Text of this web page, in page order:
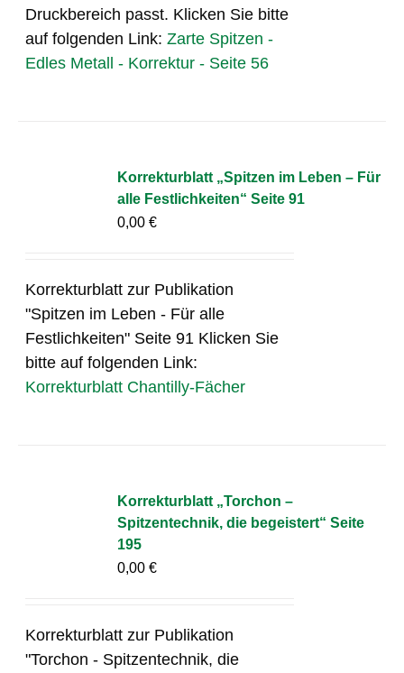
Druckbereich passt. Klicken Sie bitte
auf folgenden Link:Zarte Spitzen -
Edles Metall - Korrektur - Seite 56
Korrekturblatt „Spitzen im Leben – Für
alle Festlichkeiten“ Seite 91
0,00€
Korrekturblatt zur Publikation
"Spitzen im Leben - Für alle
Festlichkeiten" Seite 91 Klicken Sie
bitte auf folgenden Link:
Korrekturblatt Chantilly-Fächer
Korrekturblatt „Torchon –
Spitzentechnik, die begeistert“ Seite
195
0,00€
Korrekturblatt zur Publikation
"Torchon - Spitzentechnik, die